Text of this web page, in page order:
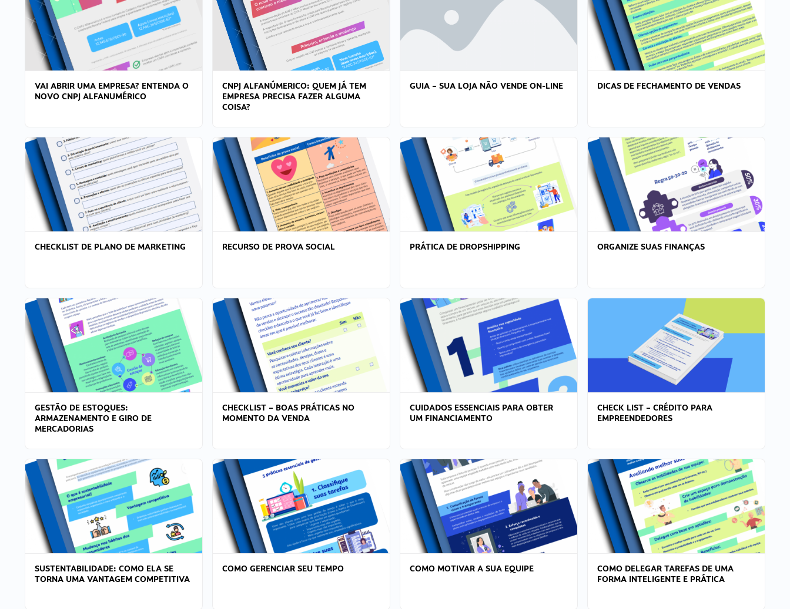
VAI ABRIR UMA EMPRESA? ENTENDA O
NOVO CNPJ ALFANUMÉRICO
CNPJ ALFANÚMERICO: QUEM JÁ TEM
EMPRESA PRECISA FAZER ALGUMA
COISA?
GUIA – SUA LOJA NÃO VENDE ON-LINE DICAS DE FECHAMENTO DE VENDAS
CHECKLIST DE PLANO DE MARKETING RECURSO DE PROVA SOCIAL PRÁTICA DE DROPSHIPPING ORGANIZE SUAS FINANÇAS
GESTÃO DE ESTOQUES:
ARMAZENAMENTO E GIRO DE
MERCADORIAS
CHECKLIST – BOAS PRÁTICAS NO
MOMENTO DA VENDA
CUIDADOS ESSENCIAIS PARA OBTER
UM FINANCIAMENTO
CHECK LIST – CRÉDITO PARA
EMPREENDEDORES
SUSTENTABILIDADE: COMO ELA SE
TORNA UMA VANTAGEM COMPETITIVA
COMO GERENCIAR SEU TEMPO COMO MOTIVAR A SUA EQUIPE
COMO DELEGAR TAREFAS DE UMA
FORMA INTELIGENTE E PRÁTICA